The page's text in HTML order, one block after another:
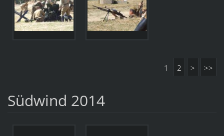
1 2 > >>
Südwind 2014